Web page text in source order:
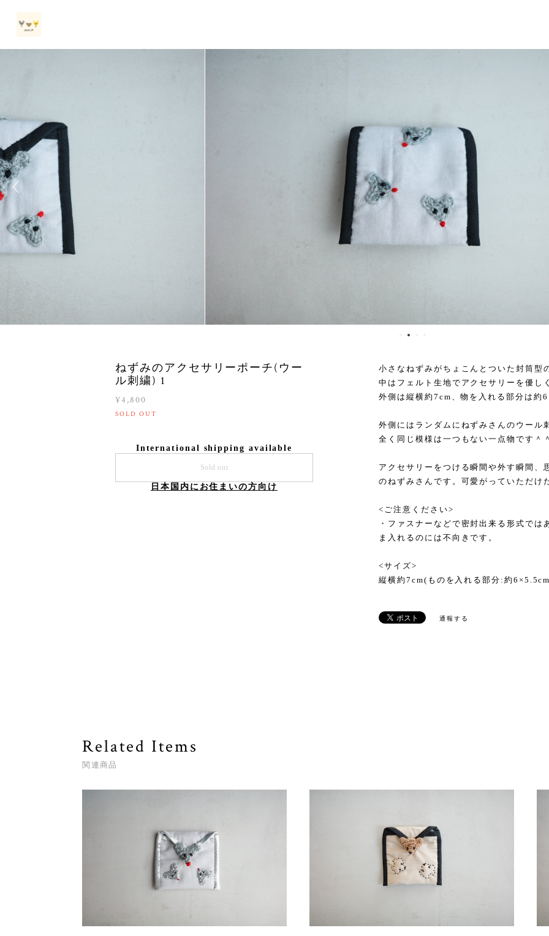
ねずみのアクセサリーポーチ(ウー
ル刺繍) 1
¥4,800
SOLD OUT
International shipping available
Sold out
日本国内にお住まいの方向け
小さなねずみがちょこんとついた封筒型
中はフェルト生地でアクセサリーを優し
外側は縦横約7cm、物を入れる部分は約
外側にはランダムにねずみさんのウール
全く同じ模様は一つもない一点物です＾
アクセサリーをつける瞬間や外す瞬間、
のねずみさんです。可愛がっていただけ
<ご注意ください>
・ファスナーなどで密封出来る形式で
ま入れるのには不向きです。
<サイズ>
縦横約7cm(ものを入れる部分:約
通報する
Related Items
関連商品